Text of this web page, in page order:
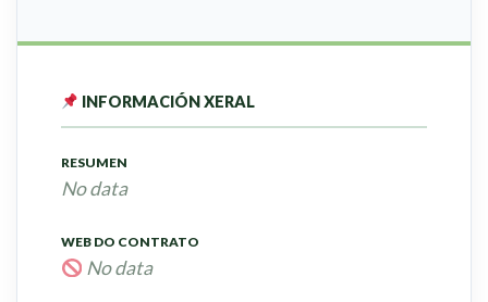
INFORMACIÓN XERAL
RESUMEN
No data
WEB DO CONTRATO
No data